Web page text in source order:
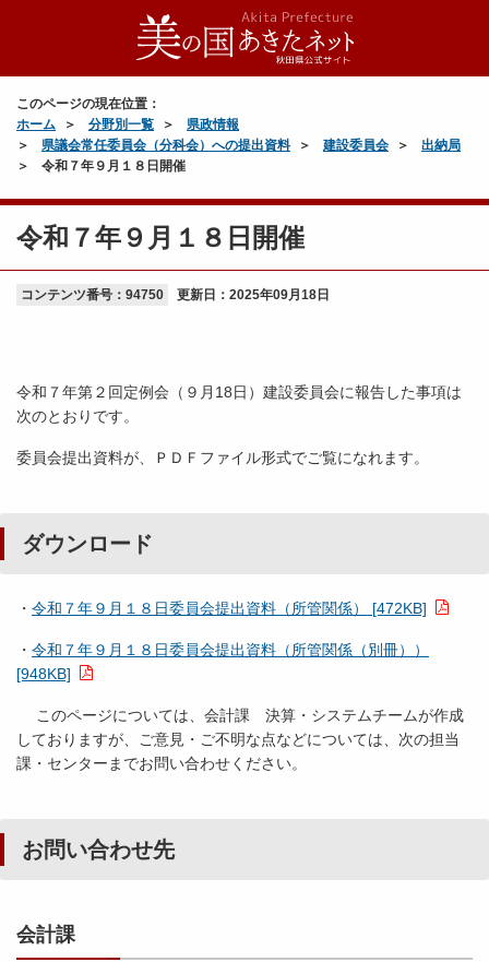
このページの現在位置：
ホーム
分野別一覧
県政情報
県議会常任委員会（分科会）への提出資料
建設委員会
出納局
令和７年９月１８日開催
令和７年９月１８日開催
コンテンツ番号：94750 更新日： 2025年09月18日
令和７年第２回定例会（９月18日）建設委員会に報告した事項は
次のとおりです。
委員会提出資料が、ＰＤＦファイル形式でご覧になれます。
ダウンロード
・ 令和７年９月１８日委員会提出資料（所管関係） [472KB]
・ 令和７年９月１８日委員会提出資料（所管関係（別冊））
[948KB]
このページについては、会計課 決算・システムチームが作成
しておりますが、ご意見・ご不明な点などについては、次の担当
課・センターまでお問い合わせください。
お問い合わせ先
会計課